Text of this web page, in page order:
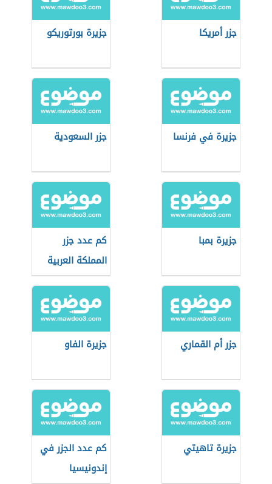
جزر أمريكا جزيرة بورتوريكو
جزيرة في فرنسا جزر السعودية
جزيرة بمبا
كم عدد جزر
المملكة العربية
السعودية
جزر أم القماري جزيرة الفاو
جزيرة تاهيتي
كم عدد الجزر في
إندونيسيا